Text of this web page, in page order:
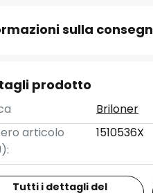
sulla
prodotto
Briloner
articolo
1510536X
Tutti i dettagli del